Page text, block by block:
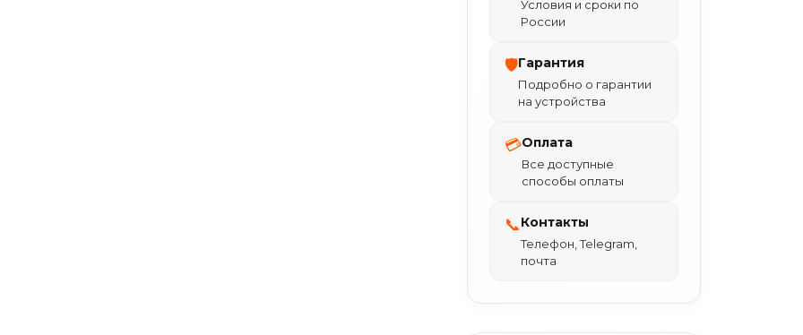
Условия и сроки по
России
🛡Гарантия
Подробно о гарантии
на устройства
💳Оплата
Все доступные
способы оплаты
📞Контакты
Телефон, Telegram,
почта